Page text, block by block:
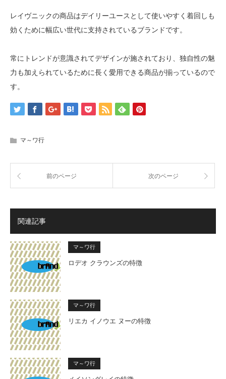
レイヴニックの商品はデイリーユースとして使いやすく着回しも
効くために幅広い世代に支持されているブランドです。
常にトレンドが意識されてデザインが施されており、独自性の魅
力も加えられているために長く愛用できる商品が揃っているので
す。
マ～ワ行
前のページ 次のページ
関連記事
マ～ワ行
ロデオ クラウンズの特徴
マ～ワ行
リエカ イノウエ ヌーの特徴
マ～ワ行